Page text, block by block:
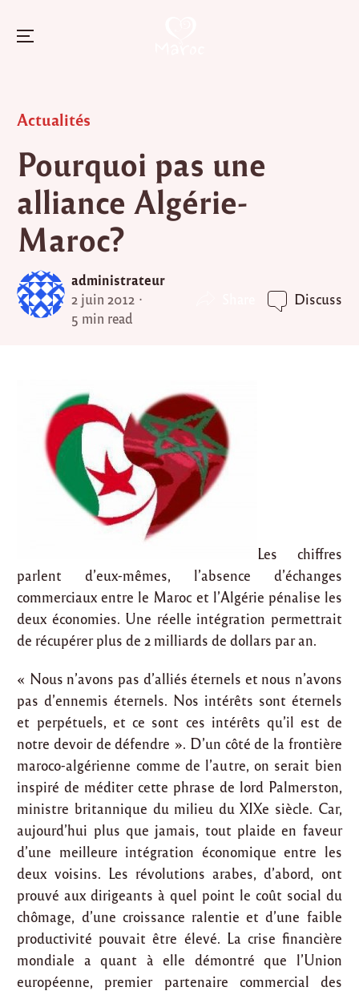
content
Menu
Posted
Actualités
Pourquoi pas une
alliance Algérie-
Maroc?
administrateur
2 juin 2012
5 min read
Discuss
Les chiffres
parlent d’eux-mêmes, l’absence d’échanges
commerciaux entre le Maroc et l’Algérie pénalise les
deux économies. Une réelle intégration permettrait
de récupérer plus de 2 milliards de dollars par an.
« Nous n’avons pas d’alliés éternels et nous n’avons
pas d’ennemis éternels. Nos intérêts sont éternels
et perpétuels, et ce sont ces intérêts qu’il est de
notre devoir de défendre ». D’un côté de la frontière
maroco-algérienne comme de l’autre, on serait bien
inspiré de méditer cette phrase de lord Palmerston,
ministre britannique du milieu du XIXe siècle. Car,
aujourd’hui plus que jamais, tout plaide en faveur
d’une meilleure intégration économique entre les
deux voisins. Les révolutions arabes, d’abord, ont
prouvé aux dirigeants à quel point le coût social du
chômage, d’une croissance ralentie et d’une faible
productivité pouvait être élevé. La crise financière
mondiale a quant à elle démontré que l’Union
européenne, premier partenaire commercial des